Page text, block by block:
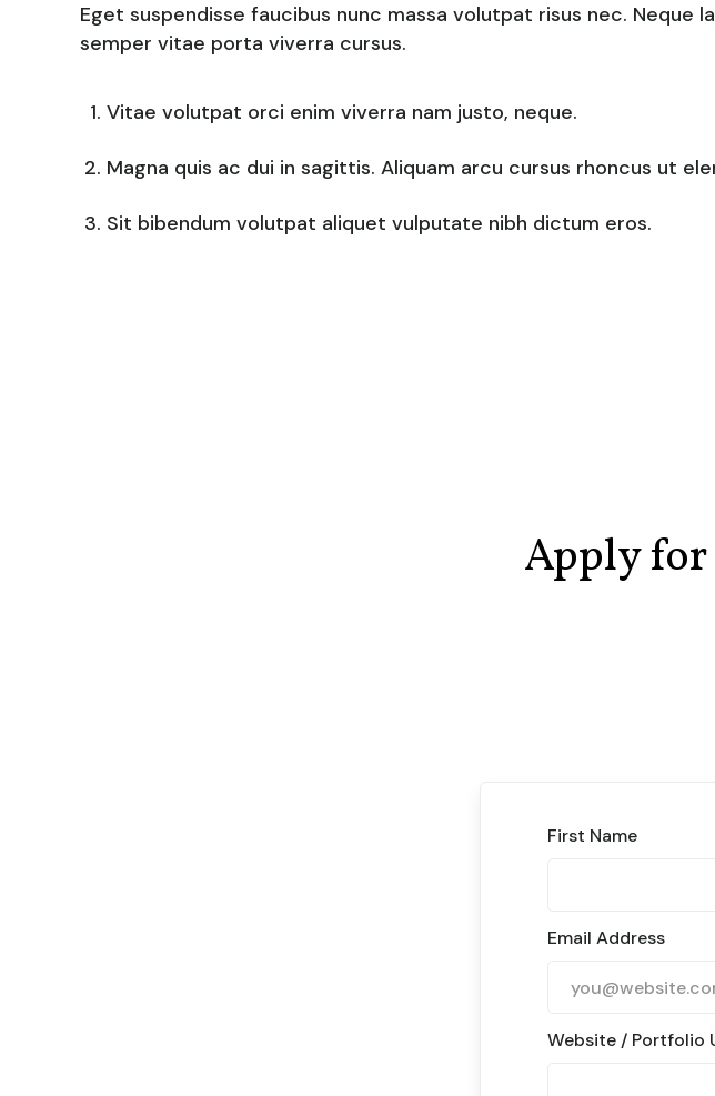
Eget suspendisse faucibus nunc massa volutpat risus nec.
semper vitae porta viverra cursus.
Vitae volutpat orci enim viverra nam justo, neque.
Magna quis ac dui in sagittis. Aliquam arcu cursus rhoncus ut
Sit bibendum volutpat aliquet vulputate nibh dictum eros.
Apply
First Name
Email Address
Website / Portfolio